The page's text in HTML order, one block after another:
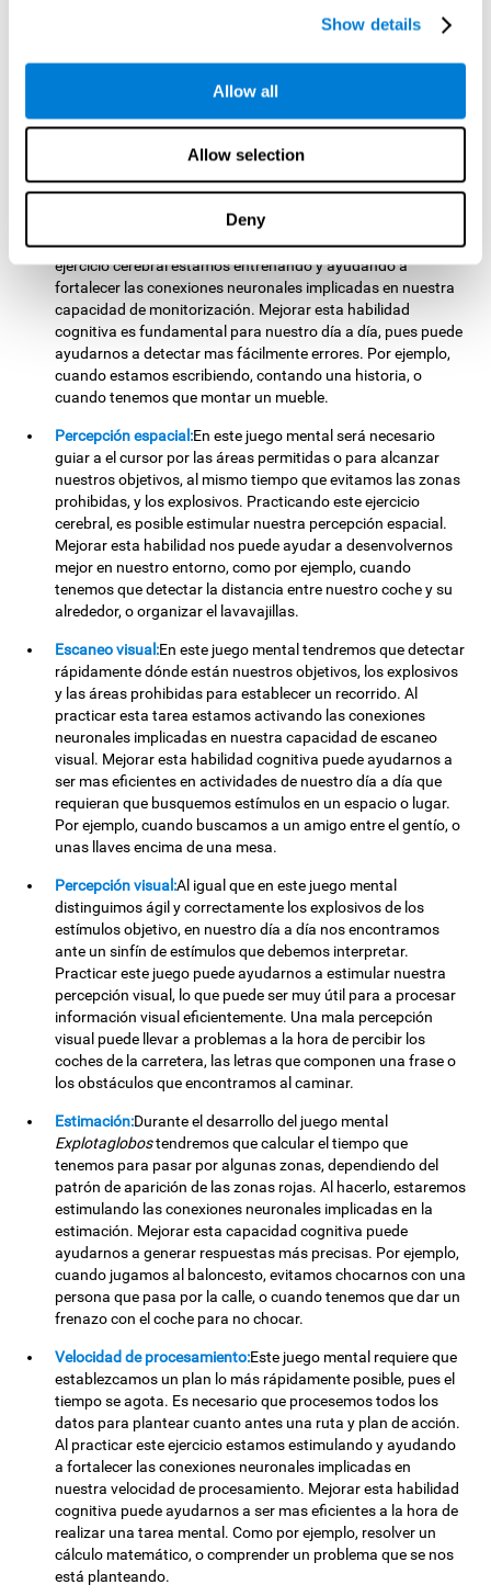
Show details
Allow all
Allow selection
Deny
inhibitoria. Esta habilidad cognitiva es importante para tener
debamos detenernos. Por ejemplo, cuando queremos
realizar un adelantamiento con el coche o al cruzar un paso
Monitorización:Durante el desarrollo de este juego mental
tendremos que confirmar si las estrategias que estamos
ejecutando nos funcionan, o si por el contrario, debemos
cambiar nuestra estrategia de juego. Al practicar este
ejercicio cerebral estamos entrenando y ayudando a
fortalecer las conexiones neuronales implicadas en nuestra
capacidad de monitorización. Mejorar esta habilidad
cognitiva es fundamental para nuestro día a día, pues puede
ayudarnos a detectar mas fácilmente errores. Por ejemplo,
cuando estamos escribiendo, contando una historia, o
cuando tenemos que montar un mueble.
Percepción espacial:En este juego mental será necesario
guiar a el cursor por las áreas permitidas o para alcanzar
nuestros objetivos, al mismo tiempo que evitamos las zonas
prohibidas, y los explosivos. Practicando este ejercicio
cerebral, es posible estimular nuestra percepción espacial.
Mejorar esta habilidad nos puede ayudar a desenvolvernos
mejor en nuestro entorno, como por ejemplo, cuando
tenemos que detectar la distancia entre nuestro coche y su
alrededor, o organizar el lavavajillas.
Escaneo visual:En este juego mental tendremos que detectar
rápidamente dónde están nuestros objetivos, los explosivos
y las áreas prohibidas para establecer un recorrido. Al
practicar esta tarea estamos activando las conexiones
neuronales implicadas en nuestra capacidad de escaneo
visual. Mejorar esta habilidad cognitiva puede ayudarnos a
ser mas eficientes en actividades de nuestro día a día que
requieran que busquemos estímulos en un espacio o lugar.
Por ejemplo, cuando buscamos a un amigo entre el gentío, o
unas llaves encima de una mesa.
Percepción visual:Al igual que en este juego mental
distinguimos ágil y correctamente los explosivos de los
estímulos objetivo, en nuestro día a día nos encontramos
ante un sinfín de estímulos que debemos interpretar.
Practicar este juego puede ayudarnos a estimular nuestra
percepción visual, lo que puede ser muy útil para a procesar
información visual eficientemente. Una mala percepción
visual puede llevar a problemas a la hora de percibir los
coches de la carretera, las letras que componen una frase o
los obstáculos que encontramos al caminar.
Estimación:Durante el desarrollo del juego mental
Explotaglobostendremos que calcular el tiempo que
tenemos para pasar por algunas zonas, dependiendo del
patrón de aparición de las zonas rojas. Al hacerlo, estaremos
estimulando las conexiones neuronales implicadas en la
estimación. Mejorar esta capacidad cognitiva puede
ayudarnos a generar respuestas más precisas. Por ejemplo,
cuando jugamos al baloncesto, evitamos chocarnos con una
persona que pasa por la calle, o cuando tenemos que dar un
frenazo con el coche para no chocar.
Velocidad de procesamiento:Este juego mental requiere que
establezcamos un plan lo más rápidamente posible, pues el
tiempo se agota. Es necesario que procesemos todos los
datos para plantear cuanto antes una ruta y plan de acción.
Al practicar este ejercicio estamos estimulando y ayudando
a fortalecer las conexiones neuronales implicadas en
nuestra velocidad de procesamiento. Mejorar esta habilidad
cognitiva puede ayudarnos a ser mas eficientes a la hora de
realizar una tarea mental. Como por ejemplo, resolver un
cálculo matemático, o comprender un problema que se nos
está planteando.